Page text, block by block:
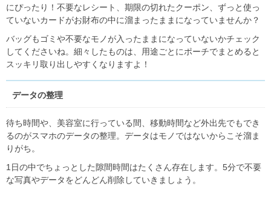
にぴったり！不要なレシート、期限の切れたクーポン、ずっと使っ
ていないカードがお財布の中に溜まったままになっていませんか？
バッグもゴミや不要なモノが入ったままになっていないかチェック
してくださいね。細々したものは、用途ごとにポーチでまとめると
スッキリ取り出しやすくなりますよ！
データの整理
待ち時間や、美容室に行っている間、移動時間など外出先でもでき
るのがスマホのデータの整理。データはモノではないからこそ溜ま
りがち。
1日の中でちょっとした隙間時間はたくさん存在します。5分で不要
な写真やデータをどんどん削除していきましょう。